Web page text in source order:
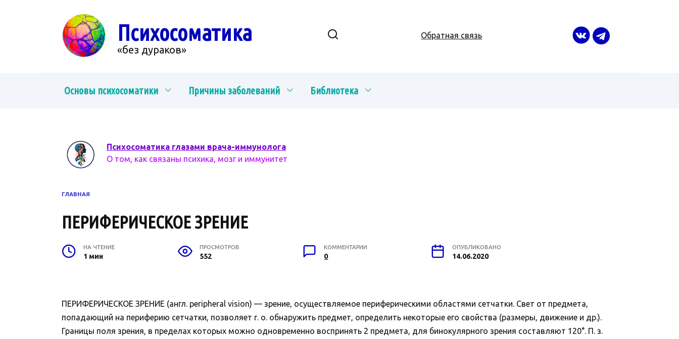
Психосоматика
«без дураков»
Обратная связь
Основы психосоматики Причины заболеваний Библиотека
Психосоматика глазами врача-иммунолога
О том, как связаны психика, мозг и иммунитет
ГЛАВНАЯ
ПЕРИФЕРИЧЕСКОЕ ЗРЕНИЕ
НА ЧТЕНИЕ
1 мин
ПРОСМОТРОВ
552
КОММЕНТАРИИ
0
ОПУБЛИКОВАНО
14.06.2020
ПЕРИФЕРИЧЕСКОЕ ЗРЕНИЕ (англ. peripheral vision) — зрение, осуществляемое периферическими областями сетчатки. Свет от предмета,
попадающий на периферию сетчатки, позволяет г. о. обнаружить предмет, определить некоторые его свойства (размеры, движение и др.).
Границы поля зрения, в пределах которых можно одновременно воспринять 2 предмета, для бинокулярного зрения составляют 120°. П. з.